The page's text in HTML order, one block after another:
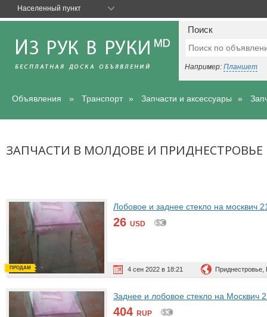
Поиск
Например: Планшет
Объявления Транспорт Запчасти и аксессуары
ЗАПЧАСТИ В МОЛДОВЕ И ПРИДНЕСТРОВЬЕ
Лобовое и заднее стекло на москвич
26 USD
4 сен 2022 в 18:21 Приднестровье,
ПРОДАМ
Заднее и лобовое стекло на Москвич
404 RUP
Населенный пункт